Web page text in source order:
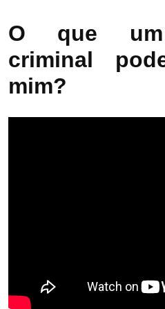
O que um
criminal
mim?